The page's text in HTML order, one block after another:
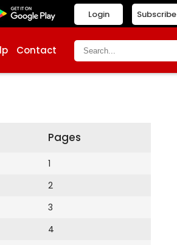
Subscribe
Login
Contact
Pages
1
2
3
4